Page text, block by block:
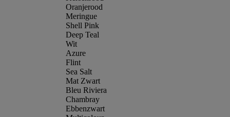
Oranjerood
Meringue
Shell Pink
Deep Teal
Wit
Azure
Flint
Sea Salt
Mat Zwart
Bleu Riviera
Chambray
Ebbenzwart